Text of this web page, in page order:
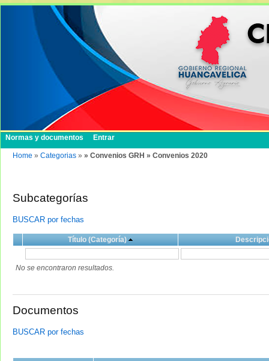
Normas y documentos Entrar
Home » Categorias » » Convenios GRH » Convenios 2020
Subcategorías
BUSCAR por fechas
Título (Categoría)
No se encontraron resultados.
Documentos
BUSCAR por fechas